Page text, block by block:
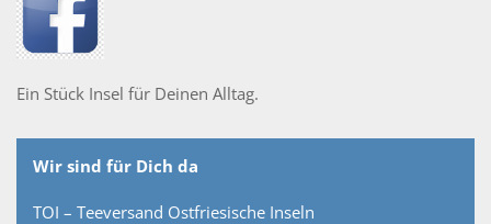
Ein Stück Insel für Deinen Alltag.
Wir sind für Dich da
TOI – Teeversand Ostfriesische Inseln